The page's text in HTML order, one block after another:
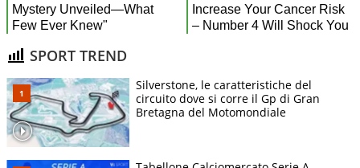
SPORT TREND
Silverstone, le caratteristiche del
circuito dove si corre il Gp di Gran
Bretagna del Motomondiale